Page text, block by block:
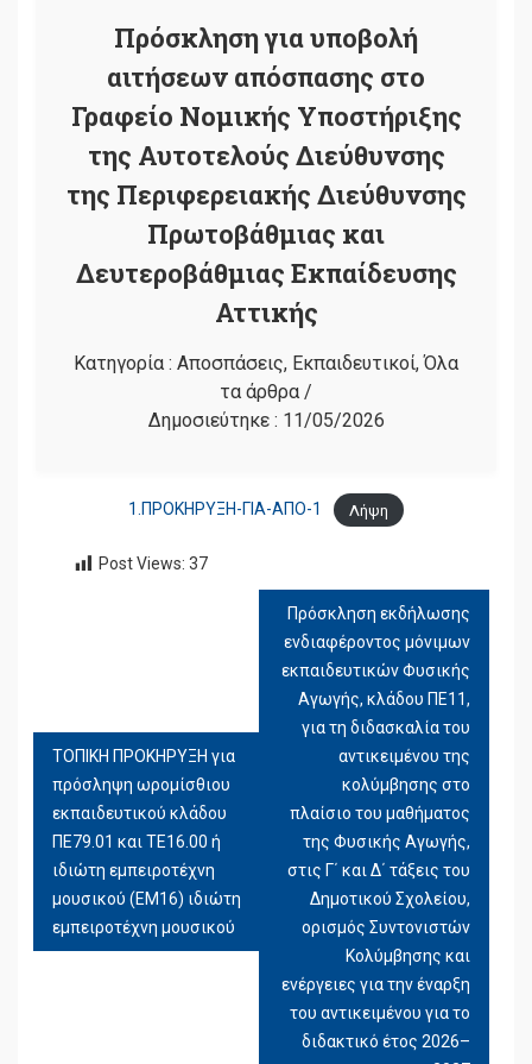
Πρόσκληση για υποβολή
αιτήσεων απόσπασης στο
Γραφείο Νομικής Υποστήριξης
της Αυτοτελούς Διεύθυνσης
της Περιφερειακής Διεύθυνσης
Πρωτοβάθμιας και
Δευτεροβάθμιας Εκπαίδευσης
Αττικής
Κατηγορία : Αποσπάσεις, Εκπαιδευτικοί,Όλα
τα άρθρα /
Δημοσιεύτηκε : 11/05/2026
1.ΠΡΟΚΗΡΥΞΗ-ΓΙΑ-ΑΠΟ-1 Λήψη
Post Views: 37
ΤΟΠΙΚΗ ΠΡΟΚΗΡΥΞΗ για
πρόσληψη ωρομίσθιου
εκπαιδευτικού κλάδου
ΠΕ79.01 και ΤΕ16.00 ή
ιδιώτη εμπειροτέχνη
μουσικού (ΕΜ16) ιδιώτη
εμπειροτέχνη μουσικού
Πρόσκληση εκδήλωσης
ενδιαφέροντος μόνιμων
εκπαιδευτικών Φυσικής
Αγωγής, κλάδου ΠΕ11,
για τη διδασκαλία του
αντικειμένου της
κολύμβησης στο
πλαίσιο του μαθήματος
της Φυσικής Αγωγής,
στις Γ΄ και Δ΄ τάξεις του
Δημοτικού Σχολείου,
ορισμός Συντονιστών
Κολύμβησης και
ενέργειες για την έναρξη
του αντικειμένου για το
διδακτικό έτος 2026–